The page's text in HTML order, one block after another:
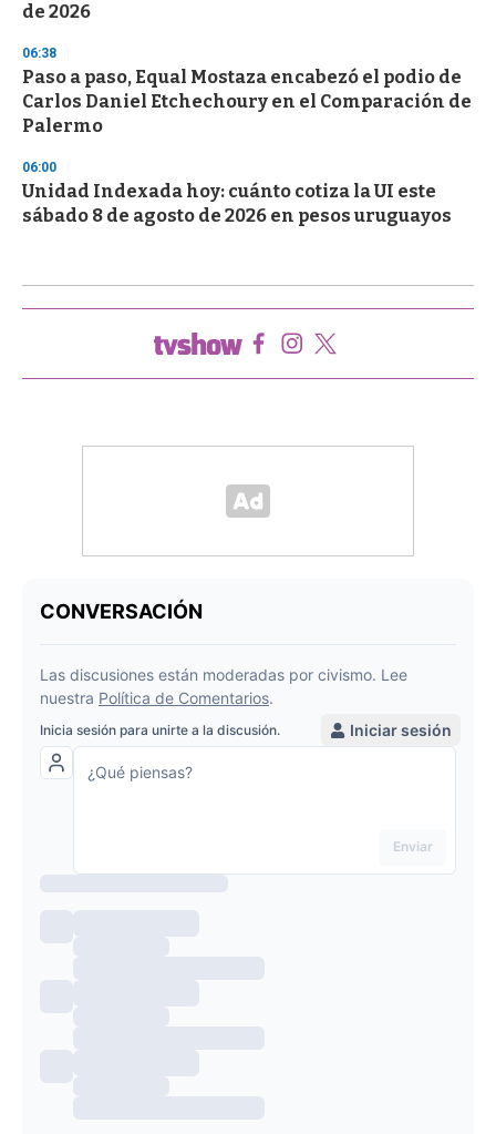
de 2026
06:38
Paso a paso, Equal Mostaza encabezó el podio de
Carlos Daniel Etchechoury en el Comparación de
Palermo
06:00
Unidad Indexada hoy: cuánto cotiza la UI este
sábado 8 de agosto de 2026 en pesos uruguayos